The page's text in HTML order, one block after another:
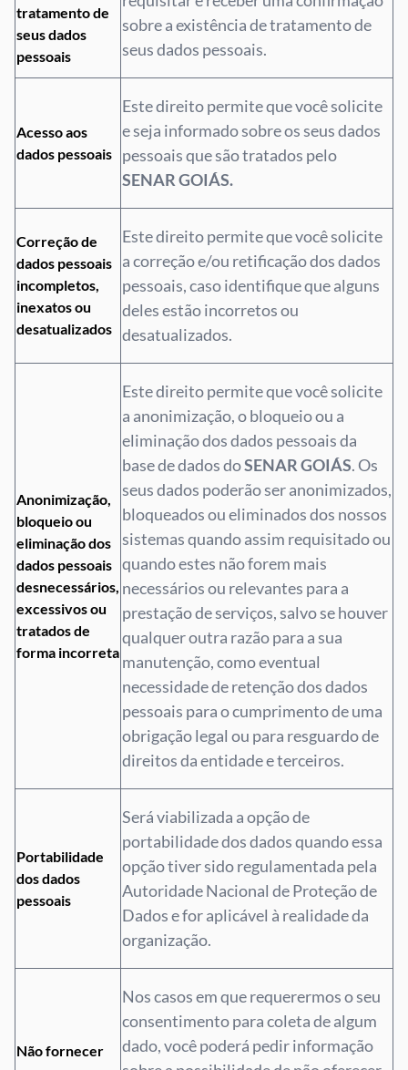
tratamento de
seus dados
pessoais
sobre a existência de tratamento de
seus dados pessoais.
Acesso aos
dados pessoais
Este direito permite que você solicite
e seja informado sobre os seus dados
pessoais que são tratados pelo
SENAR GOIÁS.
Correção de
dados pessoais
incompletos,
inexatos ou
desatualizados
Este direito permite que você solicite
a correção e/ou retificação dos dados
pessoais, caso identifique que alguns
deles estão incorretos ou
desatualizados.
Anonimização,
bloqueio ou
eliminação dos
dados pessoais
desnecessários,
excessivos ou
tratados de
forma incorreta
Este direito permite que você solicite
a anonimização, o bloqueio ou a
eliminação dos dados pessoais da
base de dados doSENAR GOIÁS. Os
seus dados poderão ser anonimizados,
bloqueados ou eliminados dos nossos
sistemas quando assim requisitado ou
quando estes não forem mais
necessários ou relevantes para a
prestação de serviços, salvo se houver
qualquer outra razão para a sua
manutenção, como eventual
necessidade de retenção dos dados
pessoais para o cumprimento de uma
obrigação legal ou para resguardo de
direitos da entidade e terceiros.
Portabilidade
dos dados
pessoais
Será viabilizada a opção de
portabilidade dos dados quando essa
opção tiver sido regulamentada pela
Autoridade Nacional de Proteção de
Dados e for aplicável à realidade da
organização.
Não fornecer
Nos casos em que requerermos o seu
consentimento para coleta de algum
dado, você poderá pedir informação